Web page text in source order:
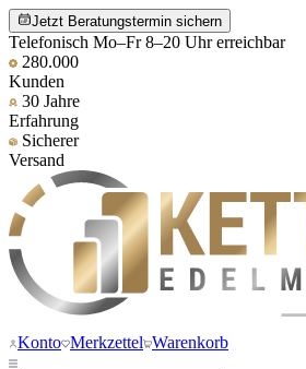
Jetzt Beratungstermin sichern
Telefonisch Mo–Fr 8–20 Uhr erreichbar
280.000
Kunden
30 Jahre
Erfahrung
Sicherer
Versand
Konto Merkzettel Warenkorb